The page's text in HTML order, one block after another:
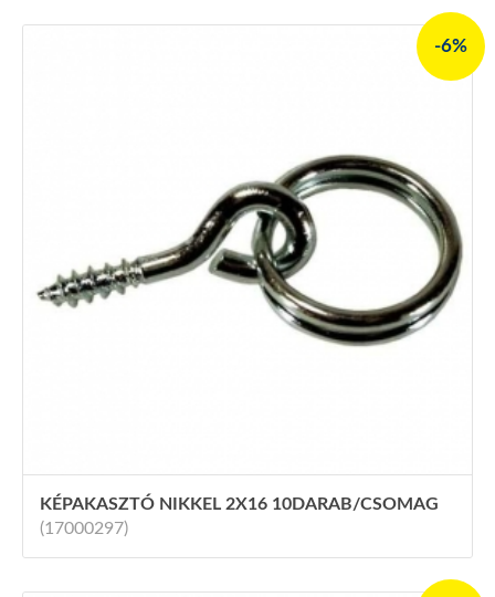
-6%
KÉPAKASZTÓ NIKKEL 2X16 10DARAB/CSOMAG
(17000297)